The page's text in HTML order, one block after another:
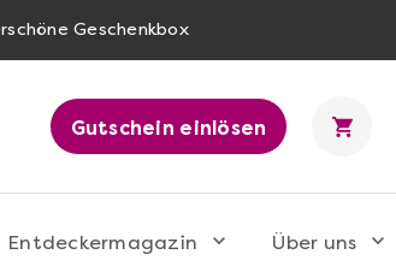
Geschenkbox
Gutschein einlösen
Entdeckermagazin Über uns